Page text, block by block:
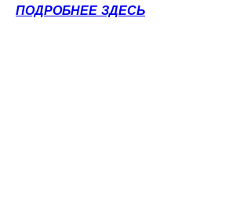
ПОДРОБНЕЕ ЗДЕСЬ